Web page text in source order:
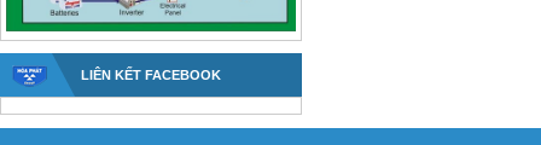
LIÊN KẾT FACEBOOK